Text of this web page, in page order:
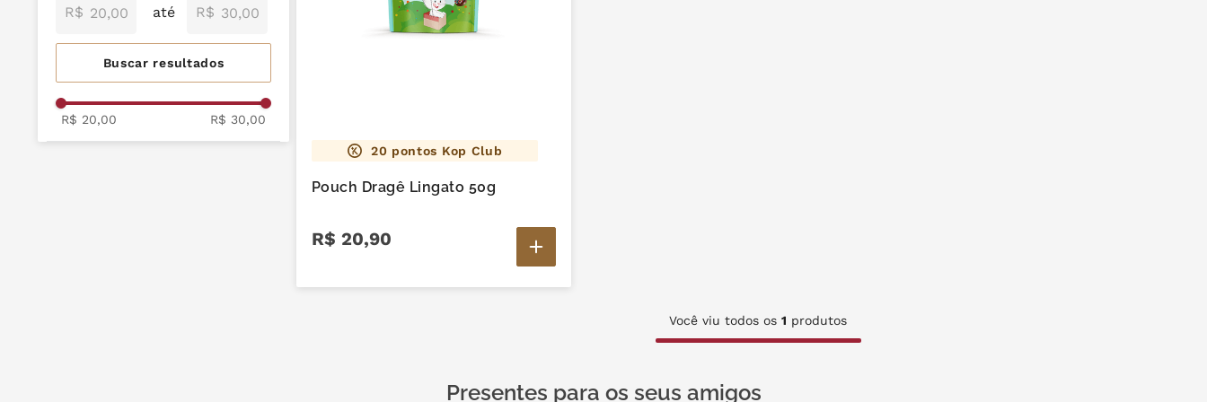
R$
R$
R$ 20,00 R$ 30,00
20 pontos Kop Club
Pouch Dragê Lingato 50g
R$ 20,90
Você viu todos os 1 produtos
Presentes para os seus amigos
trufas